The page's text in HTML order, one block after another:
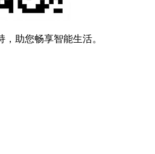
助您畅享智能生活。